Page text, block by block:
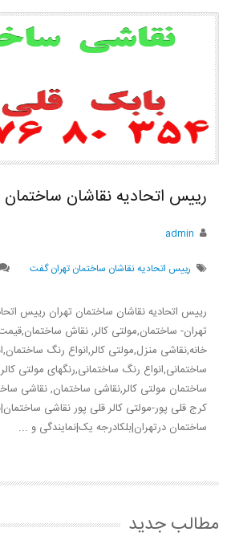
رییس اتحادیه نقاشان ساختمان
admin
رییس اتحادیه نقاشان ساختمان تهران گفت
رییس اتحادیه نقاشان ساختمان تهران رییس
تهران- ساختمان,مولتی کالر, نقاش
خانه,نقاشی منزل,مولتی کالر,انواع رنگ
ساختمانی,انواع رنگ ساختمانی,رنگهای مولتی
ساختمان مولتی کالر,نقاشی ساختمان, نقاشی
کرج قلی پور-مولتی کالر قلی پور نقاشی
ساختمان درتهران|بلکادرجه یک|نمایندگی و ...
مطالب جدید